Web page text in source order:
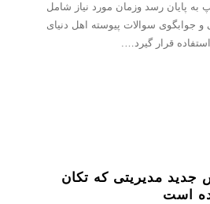
پایان رسد وزمان مورد نیاز شامل
جوابگوی سوالات پیوسته اهل دنیای
قرار گیرد….
جدید مدیریتی که تکان
است